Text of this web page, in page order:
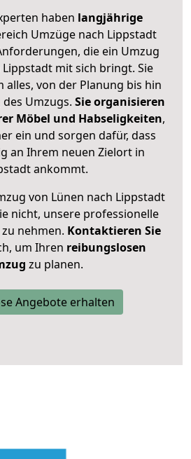
haben langjährige
Umzüge nach Lippstadt
die ein Umzug
mit sich bringt. Sie
alles, von der Planung bis hin
Umzugs. Sie organisieren
Möbel und Habseligkeiten,
ein und sorgen dafür, dass
an Ihrem neuen Zielort in
ankommt.
von Lünen nach Lippstadt
nicht, unsere professionelle
nehmen. Kontaktieren Sie
um Ihren reibungslosen
zu planen.
Angebote erhalten